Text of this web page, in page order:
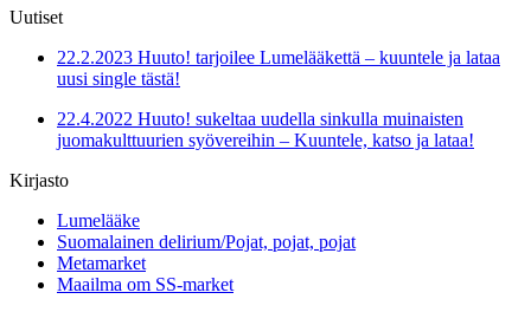
Uutiset
22.2.2023 Huuto! tarjoilee Lumelääkettä – kuuntele ja lataa
uusi single tästä!
22.4.2022 Huuto! sukeltaa uudella sinkulla muinaisten
juomakulttuurien syövereihin – Kuuntele, katso ja lataa!
Kirjasto
Lumelääke
Suomalainen delirium/Pojat, pojat, pojat
Metamarket
Maailma om SS-market